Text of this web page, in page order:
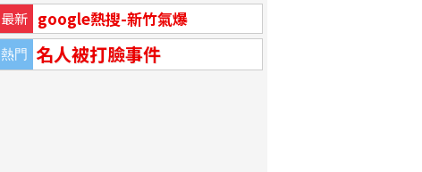
最新 google熱搜-新竹氣爆
熱門 名人被打臉事件